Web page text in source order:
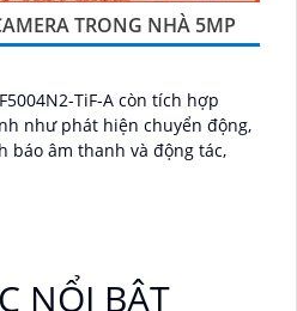
TRONG NHÀ 5MP
TiF-A còn tích hợp
như phát hiện chuyển động,
báo âm thanh và động tác,
NỔI BẬT